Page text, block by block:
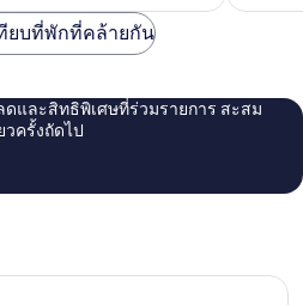
รีวิว
ทียบที่พักที่คล้ายกัน
ดและสิทธิพิเศษที่ร่วมรายการ สะสม
วครั้งถัดไป